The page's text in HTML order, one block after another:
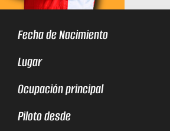
Fecha de Nacimiento
Lugar
Ocupación principal
Piloto desde